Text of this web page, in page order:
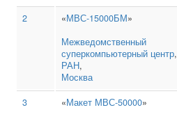
2 «МВС-15000БМ»
Межведомственный
суперкомпьютерный центр,
РАН,
Москва
3 «Макет МВС-50000»